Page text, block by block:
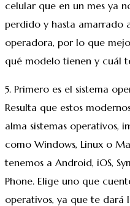
celular que en un mes ya
perdido y hasta amarrado
operadora, por lo que
qué modelo tienen y cuál
5. Primero es el sistema
Resulta que estos
alma sistemas operativos,
como Windows, Linux o
tenemos a Android, iOS,
Phone. Elige uno que
operativos, ya que te